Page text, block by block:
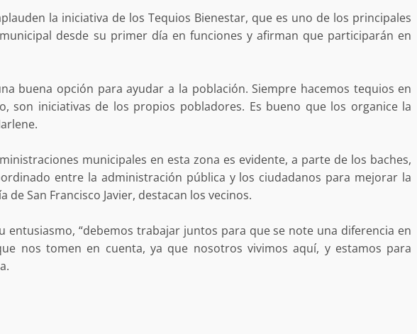
la iniciativa de los Tequios Bienestar, que es uno de los principales
desde su primer día en funciones y afirman que participarán en
buena opción para ayudar a la población. Siempre hacemos tequios en
son iniciativas de los propios pobladores. Es bueno que los organice la
municipales en esta zona es evidente, a parte de los baches,
entre la administración pública y los ciudadanos para mejorar la
de San Francisco Javier, destacan los vecinos.
entusiasmo, “debemos trabajar juntos para que se note una diferencia en
nos tomen en cuenta, ya que nosotros vivimos aquí, y estamos para
A RECIÉN NACIDA.
octubre 2024
delito de pederastia cometido en la
región del Istmo de Tehuantepec
Municipal frustra robo con